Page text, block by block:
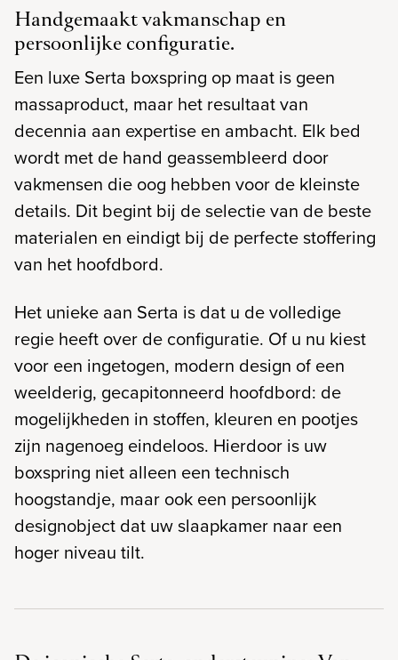
Handgemaakt vakmanschap en
persoonlijke configuratie.
Een luxe Serta boxspring op maat is geen
massaproduct, maar het resultaat van
decennia aan expertise en ambacht. Elk bed
wordt met de hand geassembleerd door
vakmensen die oog hebben voor de kleinste
details. Dit begint bij de selectie van de beste
materialen en eindigt bij de perfecte stoffering
van het hoofdbord.
Het unieke aan Serta is dat u de volledige
regie heeft over de configuratie. Of u nu kiest
voor een ingetogen, modern design of een
weelderig, gecapitonneerd hoofdbord: de
mogelijkheden in stoffen, kleuren en pootjes
zijn nagenoeg eindeloos. Hierdoor is uw
boxspring niet alleen een technisch
hoogstandje, maar ook een persoonlijk
designobject dat uw slaapkamer naar een
hoger niveau tilt.